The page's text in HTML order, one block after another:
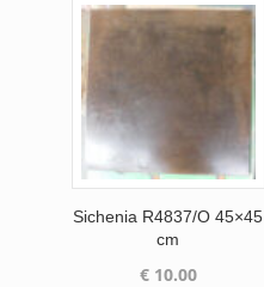
Sichenia R4837/O 45×45
cm
€10.00